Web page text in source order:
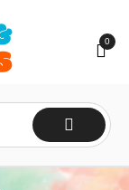
0